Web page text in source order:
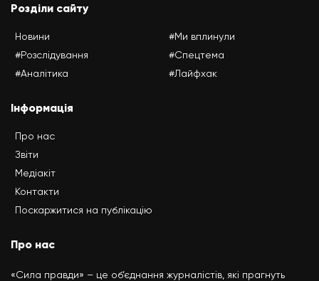
Розділи сайту
Новини
#Розслідування
#Аналітика
#Ми вплинули
#Спецтема
#Лайфхак
Інформація
Про нас
Звіти
Медіакіт
Контакти
Поскаржитися на публікацію
Про нас
«Сила правди» – це об’єднання журналістів, які прагнуть